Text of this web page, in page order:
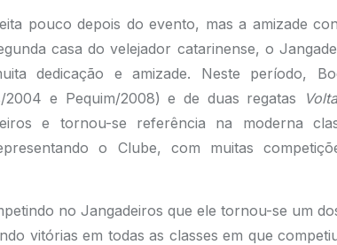
pouco depois do evento, mas a amizade
casa do velejador catarinense, o
dedicação e amizade. Neste período,
2004 e Pequim/2008) e de duas regatas
e tornou-se referência na moderna
o Clube, com muitas
no Jangadeiros que ele tornou-se um
vitórias em todas as classes em que